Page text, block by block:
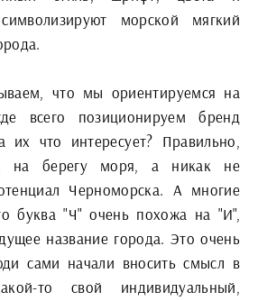
морской мягкий
что мы ориентируемся на
всего позиционируем бренд
что интересует? Правильно,
на берегу моря, а никак не
Черноморска. А многие
буква "Ч" очень похожа на "И",
название города. Это очень
сами начали вносить смысл в
то свой индивидуальный,